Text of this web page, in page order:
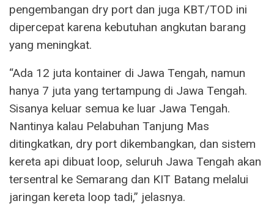
pengembangan dry port dan juga KBT/TOD ini
dipercepat karena kebutuhan angkutan barang
yang meningkat.
“Ada 12 juta kontainer di Jawa Tengah, namun
hanya 7 juta yang tertampung di Jawa Tengah.
Sisanya keluar semua ke luar Jawa Tengah.
Nantinya kalau Pelabuhan Tanjung Mas
ditingkatkan, dry port dikembangkan, dan sistem
kereta api dibuat loop, seluruh Jawa Tengah akan
tersentral ke Semarang dan KIT Batang melalui
jaringan kereta loop tadi,” jelasnya.